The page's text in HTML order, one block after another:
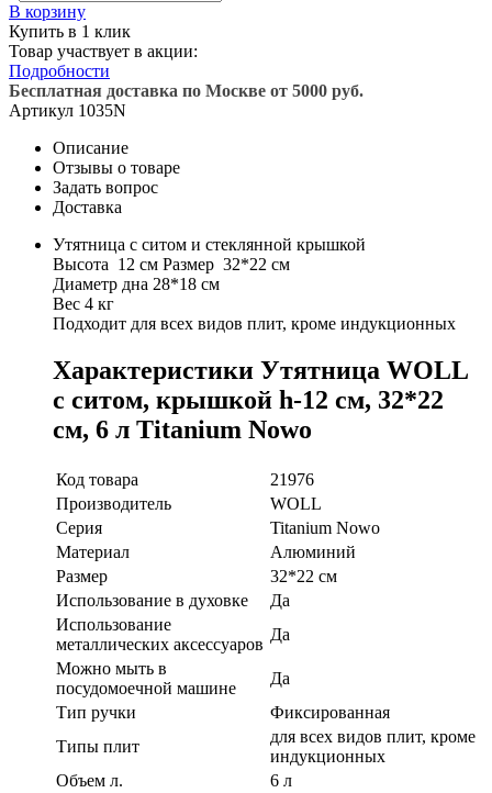
В корзину
Купить в 1 клик
Товар участвует в акции:
Подробности
Бесплатная доставка по Москве от 5000 руб.
Артикул 1035N
Описание
Отзывы о товаре
Задать вопрос
Доставка
Утятница с ситом и стеклянной крышкой
Высота 12 см Размер 32*22 см
Диаметр дна 28*18 см
Вес 4 кг
Подходит для всех видов плит, кроме индукционных
Характеристики Утятница WOLL
с ситом, крышкой h-12 см, 32*22
см, 6 л Titanium Nowo
Код товара
21976
Производитель
WOLL
Серия
Titanium Nowo
Материал
Алюминий
Размер
32*22 см
Использование в духовке
Да
Использование
металлических аксессуаров
Да
Можно мыть в
посудомоечной машине
Да
Тип ручки
Фиксированная
Типы плит
для всех видов плит, кроме
индукционных
Объем л.
6 л